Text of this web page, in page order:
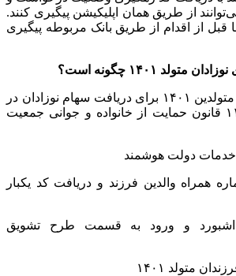
از طریق همان اپلیکیشن پیگیری کنند.
قبل از اقدام از طریق بانک مربوطه پیگیری
مراحل ثبت‌نام والدین متولدین ۱۴۰۱ برای دریافت سهام نوزادان در
راستای اجرای ماده ۱۱ قانون حمایت از خانواده و جوانی جمعیت
همراه والدین فرزند و دریافت کد یکبار
و ورود به قسمت طرح تشویق